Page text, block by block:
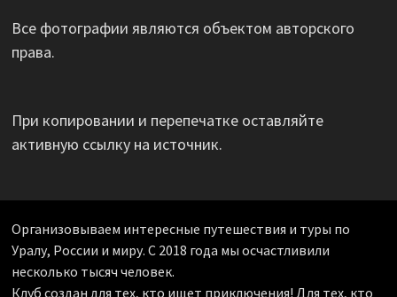
Все фотографии являются объектом авторского
права.
При копировании и перепечатке оставляйте
активную ссылку на источник.
Организовываем интересные путешествия и туры по
Уралу, России и миру. С 2018 года мы осчастливили
несколько тысяч человек.
Клуб создан для тех, кто ищет приключения! Для тех, кто